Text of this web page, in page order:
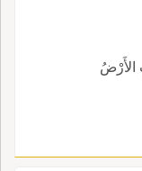
الأَرْضُ